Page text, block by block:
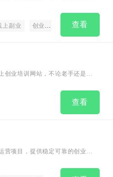
更加顺利。除此之外，我们还
在寻找新鲜有趣的项目，来淘项
的风口向项目以及创业赚钱项目
上副业 创业平台 创业找项目
查看
业培训网站，不论老手还是小
查看
项目，提供稳定可靠的创业渠